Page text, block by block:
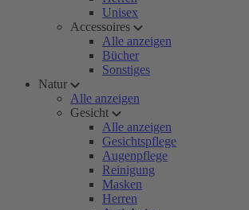
Unisex
Accessoires
Alle anzeigen
Bücher
Sonstiges
Natur
Alle anzeigen
Gesicht
Alle anzeigen
Gesichtspflege
Augenpflege
Reinigung
Masken
Herren